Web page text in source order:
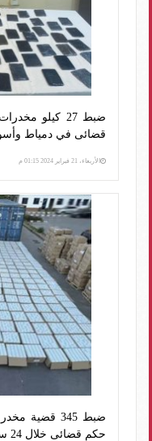
قضائى في دمياط
الأربعاء، 21 فبراير 2024 01:15 م
حكم قضائى خلال 24 ساعة